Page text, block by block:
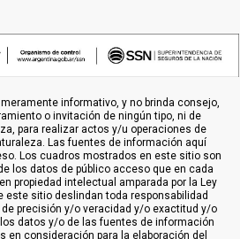
informativo, y no brinda consejo,
o invitación de ningún tipo, ni de
para realizar actos y/u operaciones de
Las fuentes de información aquí
Los cuadros mostrados en este sitio son
los datos de público acceso que en cada
propiedad intelectual amparada por la Ley
este sitio deslindan toda responsabilidad
precisión y/o veracidad y/o exactitud y/o
datos y/o de las fuentes de información
en consideración para la elaboración del